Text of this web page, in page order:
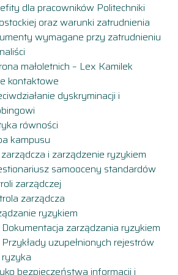
dla pracowników Politechniki
oraz warunki zatrudnienia
wymagane przy zatrudnieniu
małoletnich – Lex Kamilek
kontaktowe
dyskryminacji i
równości
kampusu
i zarządzenie ryzykiem
samooceny standardów
zarządczej
zarządcza
ryzykiem
Dokumentacja zarządzania ryzykiem
Przykłady uzupełnionych rejestrów
ryzyka
bezpieczeństwa informacji i